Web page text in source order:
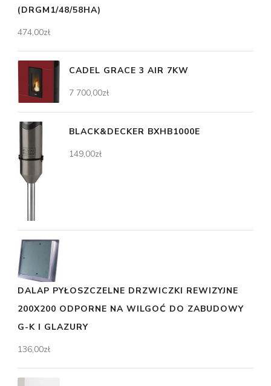
(DRGM1/48/58HA)
474,00zł
CADEL GRACE 3 AIR 7KW
7 700,00zł
BLACK&DECKER BXHB1000E
149,00zł
DALAP PYŁOSZCZELNE DRZWICZKI REWIZYJNE
200X200 ODPORNE NA WILGOĆ DO ZABUDOWY
G-K I GLAZURY
136,00zł